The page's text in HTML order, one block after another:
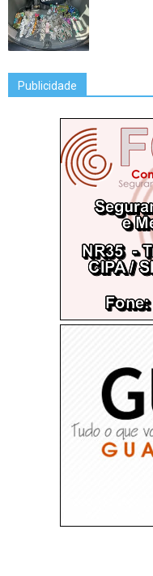
Publicidade